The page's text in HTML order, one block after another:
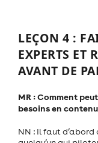
LEÇON 4 :
EXPERTS ET
AVANT DE
MR : Comment
besoins en
NN : Il faut d’abord